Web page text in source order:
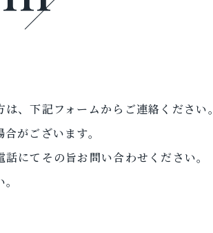
、下記フォームからご連絡ください。
がございます。
にてその旨お問い合わせください。